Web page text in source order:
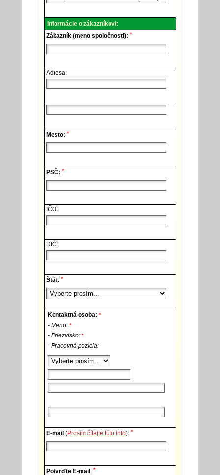
Informácie o zákazníkovi:
Zákazník (meno spoločnosti): *
Adresa:
Mesto: *
PSČ: *
IČO:
DIČ:
Štát: *
Kontaktná osoba: *
- Meno: *
- Priezvisko: *
- Pracovná pozícia:
E-mail (Prosím čítajte túto info): *
Potvrďte E-mail: *